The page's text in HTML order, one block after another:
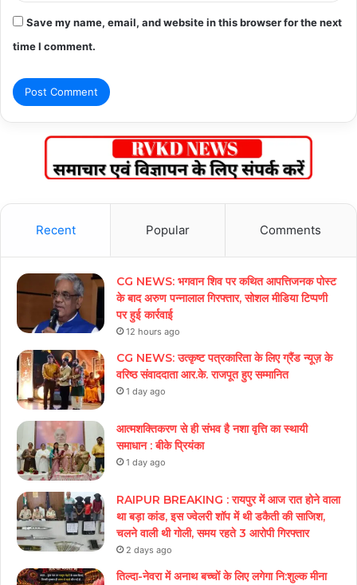
Save my name, email, and website in this browser for the next
time I comment.
Recent Popular Comments
CG NEWS: भगवान शिव पर कथित आपत्तिजनक पोस्ट
के बाद अरुण पन्नालाल गिरफ्तार, सोशल मीडिया टिप्पणी
पर हुई कार्रवाई
12 hours ago
CG NEWS: उत्कृष्ट पत्रकारिता के लिए ग्रैंड न्यूज़ के
वरिष्ठ संवाददाता आर.के. राजपूत हुए सम्मानित
1 day ago
आत्मशक्तिकरण से ही संभव है नशा वृत्ति का स्थायी
समाधान : बीके प्रियंका
1 day ago
RAIPUR BREAKING : रायपुर में आज रात होने वाला
था बड़ा कांड, इस ज्वेलरी शॉप में थी डकैती की साजिश,
चलने वाली थी गोली, समय रहते 3 आरोपी गिरफ्तार
2 days ago
तिल्दा-नेवरा में अनाथ बच्चों के लिए लगेगा नि:शुल्क मीना